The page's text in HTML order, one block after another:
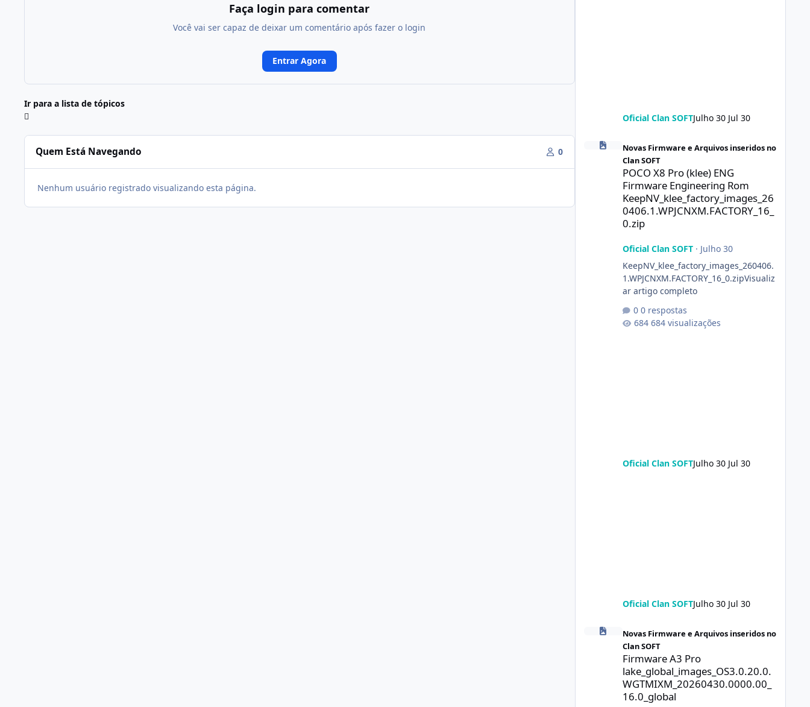
Faça login para comentar
Você vai ser capaz de deixar um comentário após fazer o login
Entrar Agora
Ir para a lista de tópicos
Quem Está Navegando 0
Nenhum usuário registrado visualizando esta página.
Oficial Clan SOFTJulho 30 Jul 30
POCO X8 Pro (klee) ENG Firmware Engineering Rom
Novas Firmware e Arquivos inseridos no
Clan SOFT
POCO X8 Pro (klee) ENG
Firmware Engineering Rom
KeepNV_klee_factory_images_26
0406.1.WPJCNXM.FACTORY_16_
0.zip
Oficial Clan SOFT· Julho 30
KeepNV_klee_factory_images_260406.
1.WPJCNXM.FACTORY_16_0.zipVisualiz
ar artigo completo
0 respostas
684 visualizações
Oficial Clan SOFTJulho 30 Jul 30
Oficial Clan SOFTJulho 30 Jul 30
Novas Firmware e Arquivos inseridos no
Clan SOFT
Firmware A3 Pro
lake_global_images_OS3.0.20.0.
WGTMIXM_20260430.0000.00_
16.0_global